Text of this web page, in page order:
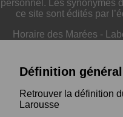
personnel. Les synonymes
ce site sont édités par
Horaire des Marées -
Définition
Retrouver la définition
Larousse